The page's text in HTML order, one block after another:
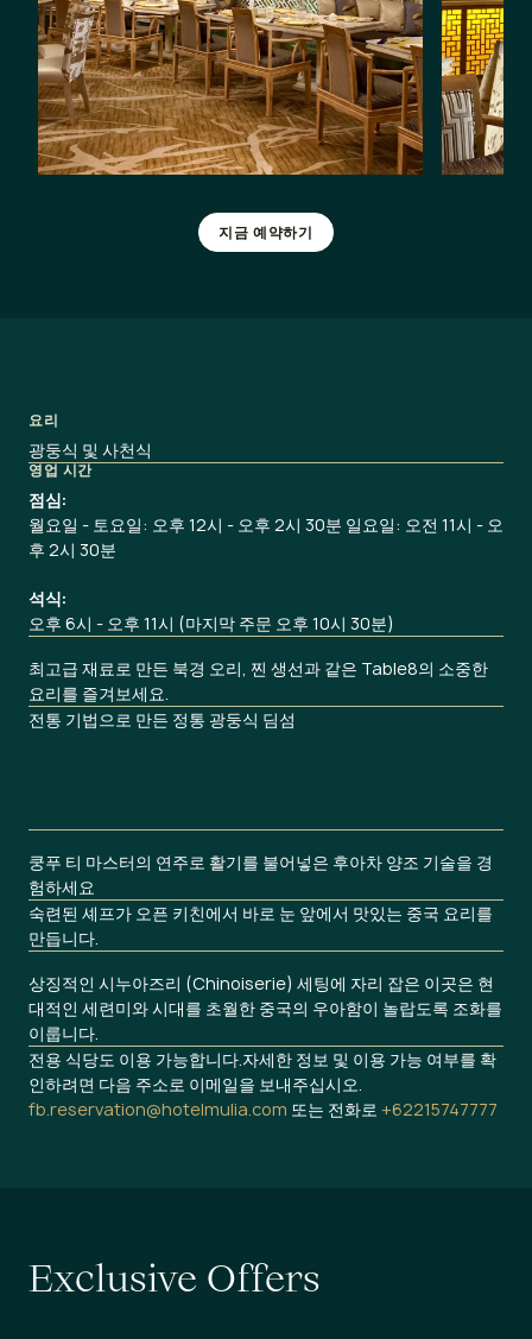
지금 예약하기
요리
광둥식 및 사천식
영업 시간
점심:
월요일 - 토요일: 오후 12시 - 오후 2시 30분 일요일: 오전 11시 - 오
후 2시 30분
석식:
오후 6시 - 오후 11시 (마지막 주문 오후 10시 30분)
최고급 재료로 만든 북경 오리, 찐 생선과 같은 Table8의 소중한
요리를 즐겨보세요.
전통 기법으로 만든 정통 광둥식 딤섬
쿵푸 티 마스터의 연주로 활기를 불어넣은 후아차 양조 기술을 경
험하세요
숙련된 셰프가 오픈 키친에서 바로 눈 앞에서 맛있는 중국 요리를
만듭니다.
상징적인 시누아즈리 (Chinoiserie) 세팅에 자리 잡은 이곳은 현
대적인 세련미와 시대를 초월한 중국의 우아함이 놀랍도록 조화를
이룹니다.
전용 식당도 이용 가능합니다.자세한 정보 및 이용 가능 여부를 확
인하려면 다음 주소로 이메일을 보내주십시오.
fb.reservation@hotelmulia.com 또는 전화로 +62215747777
Exclusive Offers